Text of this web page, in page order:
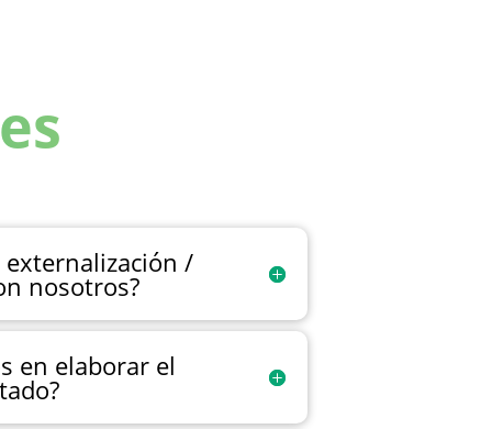
externalización /
nosotros?
en elaborar el